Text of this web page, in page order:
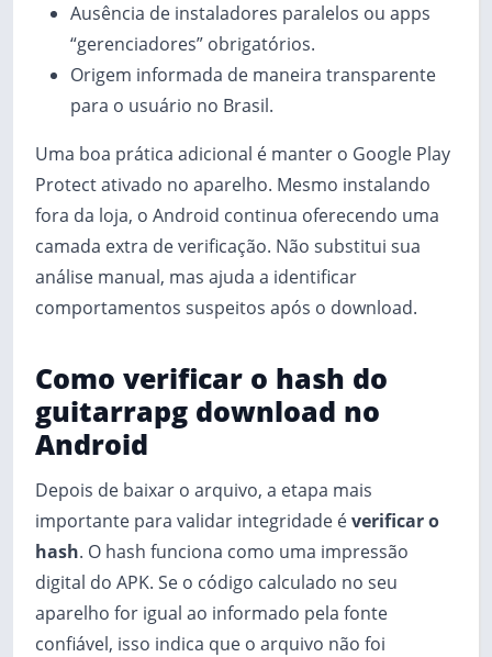
Ausência de instaladores paralelos ou apps
“gerenciadores” obrigatórios.
Origem informada de maneira transparente
para o usuário no Brasil.
Uma boa prática adicional é manter o Google Play
Protect ativado no aparelho. Mesmo instalando
fora da loja, o Android continua oferecendo uma
camada extra de verificação. Não substitui sua
análise manual, mas ajuda a identificar
comportamentos suspeitos após o download.
Como verificar o hash do
guitarrapg download no
Android
Depois de baixar o arquivo, a etapa mais
importante para validar integridade éverificar o
hash. O hash funciona como uma impressão
digital do APK. Se o código calculado no seu
aparelho for igual ao informado pela fonte
confiável, isso indica que o arquivo não foi